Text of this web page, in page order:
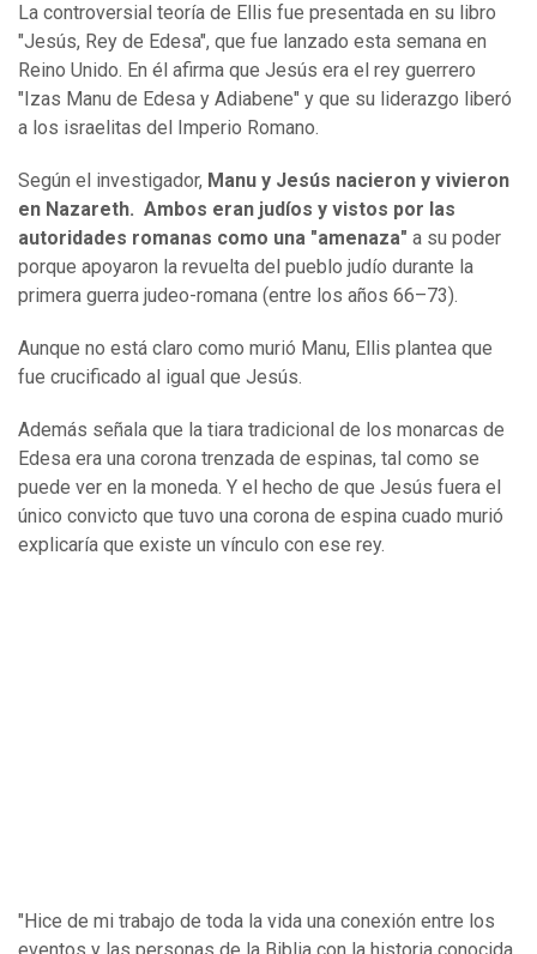
La controversial teoría de Ellis fue presentada en su libro
"Jesús, Rey de Edesa", que fue lanzado esta semana en
Reino Unido. En él afirma que Jesús era el rey guerrero
"Izas Manu de Edesa y Adiabene" y que su liderazgo liberó
a los israelitas del Imperio Romano.
Según el investigador, Manu y Jesús nacieron y vivieron
en Nazareth. Ambos eran judíos y vistos por las
autoridades romanas como una "amenaza" a su poder
porque apoyaron la revuelta del pueblo judío durante la
primera guerra judeo-romana (entre los años 66–73).
Aunque no está claro como murió Manu, Ellis plantea que
fue crucificado al igual que Jesús.
Además señala que la tiara tradicional de los monarcas de
Edesa era una corona trenzada de espinas, tal como se
puede ver en la moneda. Y el hecho de que Jesús fuera el
único convicto que tuvo una corona de espina cuado murió
explicaría que existe un vínculo con ese rey.
"Hice de mi trabajo de toda la vida una conexión entre los